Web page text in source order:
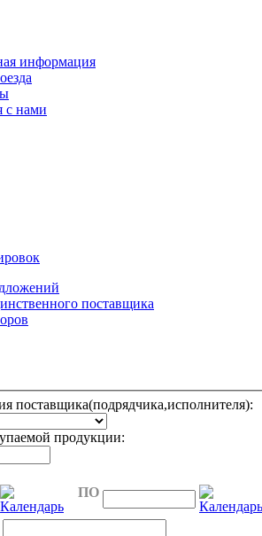
информация
с нами
поставщика
поставщика(подрядчика,исполнителя):
продукции:
ПО